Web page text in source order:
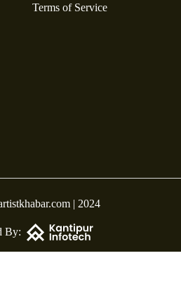
Terms of Service
| 2024
By: